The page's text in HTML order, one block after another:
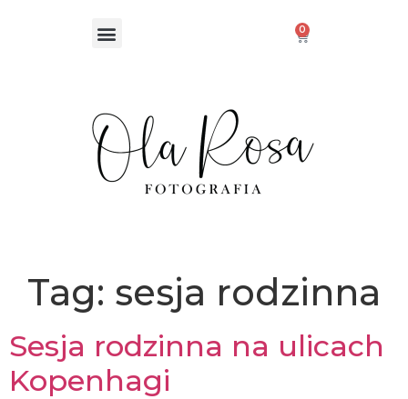
0
Tag: sesja rodzinna
Sesja rodzinna na ulicach
Kopenhagi